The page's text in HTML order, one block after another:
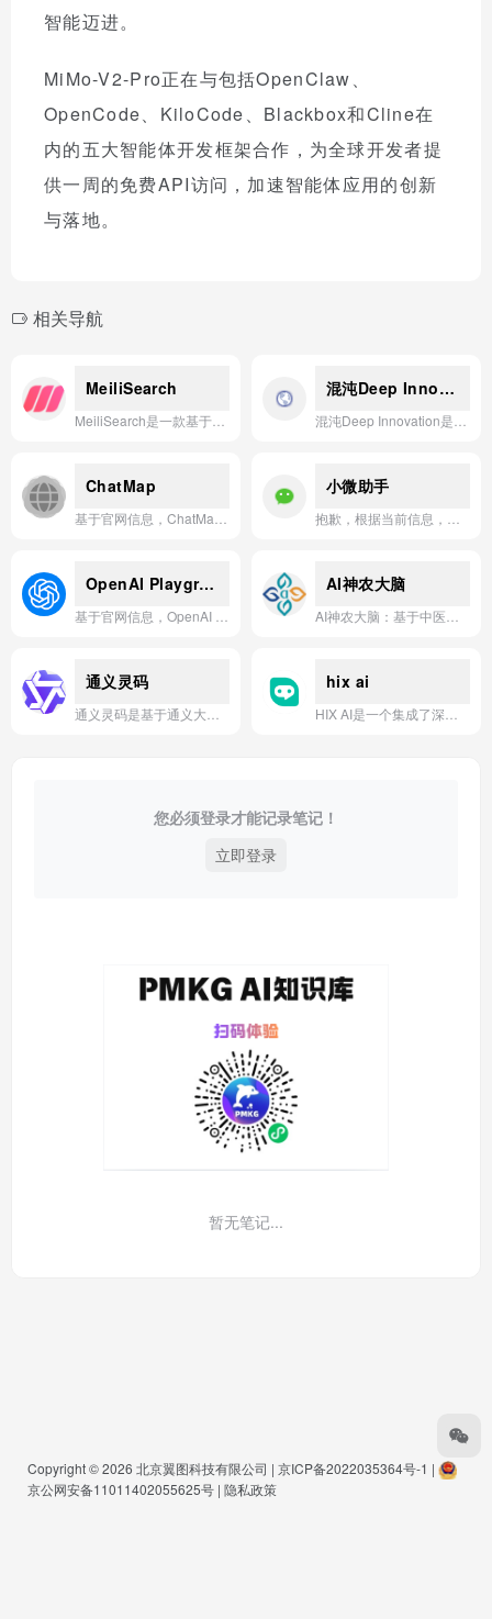
智能迈进。
MiMo-V2-Pro正在与包括OpenClaw、
OpenCode、KiloCode、Blackbox和Cline在
内的五大智能体开发框架合作，为全球开发者提
供一周的免费API访问，加速智能体应用的创新
与落地。
相关导航
MeiliSearch 混沌Deep Innovation
ChatMap 小微助手
OpenAI Playground AI神农大脑
通义灵码 hix ai
您必须登录才能记录笔记！
立即登录
暂无笔记...
Copyright © 2026 北京翼图科技有限公司 | 京ICP备2022035364号-1 |
京公网安备11011402055625号 | 隐私政策